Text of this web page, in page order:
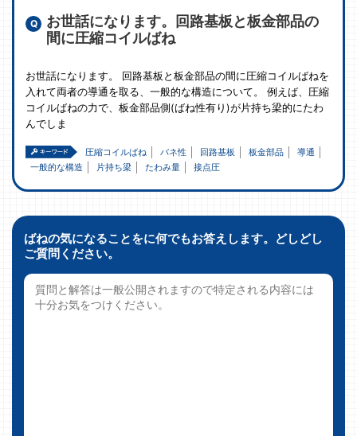
お世話になります。回路基板と板金部品の
間に圧縮コイルばね
お世話になります。 回路基板と板金部品の間に圧縮コイルばねを
入れて両者の導通を取る、一般的な構造について。 例えば、圧縮
コイルばねの力で、板金部品側(ばね性有り)が片持ち梁的にたわ
んでしま
圧縮コイルばね バネ性 回路基板 板金部品
導通
一般的な構造
片持ち梁 たわみ量 接点圧
ばねの気になることをに何でもお答えします。どしどし
ご質問ください。